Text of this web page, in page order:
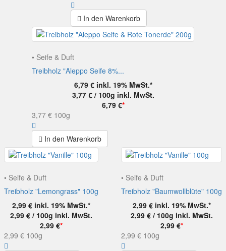
In den Warenkorb
• Seife & Duft
Treibholz "Aleppo Seife 8%...
6,79 € inkl. 19% MwSt.*
3,77 € / 100g inkl. MwSt.
6,79 €*
3,77 € 100g
In den Warenkorb
• Seife & Duft
Treibholz "Lemongrass" 100g
2,99 € inkl. 19% MwSt.*
2,99 € / 100g inkl. MwSt.
2,99 €*
2,99 € 100g
• Seife & Duft
Treibholz "Baumwollblüte" 100g
2,99 € inkl. 19% MwSt.*
2,99 € / 100g inkl. MwSt.
2,99 €*
2,99 € 100g